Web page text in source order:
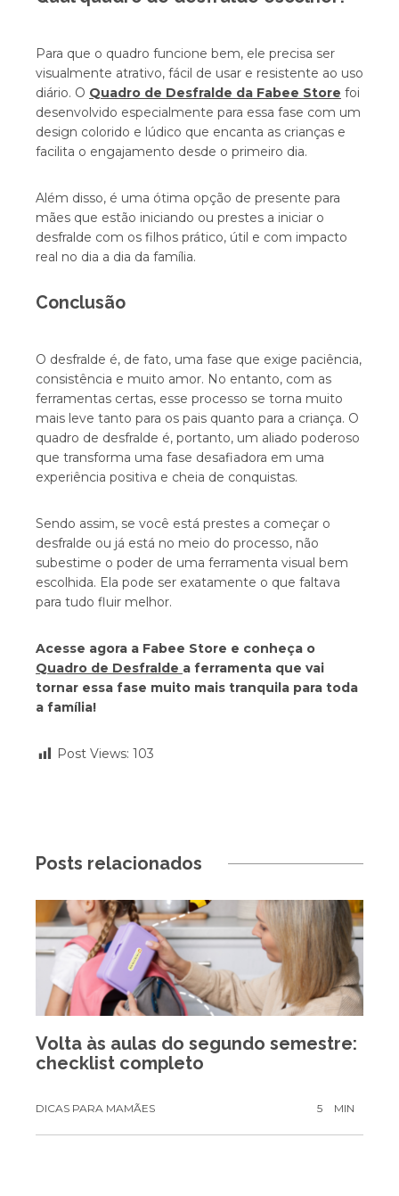
Para que o quadro funcione bem, ele precisa ser
visualmente atrativo, fácil de usar e resistente ao uso
diário. O Quadro de Desfralde da Fabee Store foi
desenvolvido especialmente para essa fase com um
design colorido e lúdico que encanta as crianças e
facilita o engajamento desde o primeiro dia.
Além disso, é uma ótima opção de presente para
mães que estão iniciando ou prestes a iniciar o
desfralde com os filhos prático, útil e com impacto
real no dia a dia da família.
Conclusão
O desfralde é, de fato, uma fase que exige paciência,
consistência e muito amor. No entanto, com as
ferramentas certas, esse processo se torna muito
mais leve tanto para os pais quanto para a criança. O
quadro de desfralde é, portanto, um aliado poderoso
que transforma uma fase desafiadora em uma
experiência positiva e cheia de conquistas.
Sendo assim, se você está prestes a começar o
desfralde ou já está no meio do processo, não
subestime o poder de uma ferramenta visual bem
escolhida. Ela pode ser exatamente o que faltava
para tudo fluir melhor.
Acesse agora a Fabee Store e conheça o
Quadro de Desfralde a ferramenta que vai
tornar essa fase muito mais tranquila para toda
a família!
Post Views: 103
Posts relacionados
Volta às aulas do segundo semestre:
checklist completo
DICAS PARA MAMÃES 5 MIN